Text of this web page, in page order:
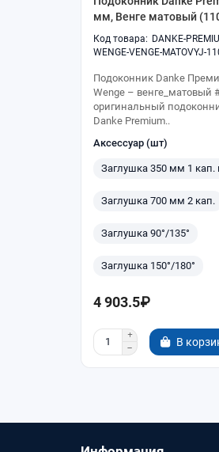
мм, Венге матовый
DANKE-
WENGE-VENGE-MATOVYJ-
Подоконник Danke
Wenge – венге_матовый
оригинальный
Danke Premium..
Аксессуар (шт)
Заглушка 350 мм 1 кап.
Заглушка 700 мм 2 кап.
Заглушка 90°/135°
Заглушка 150°/180°
4 903.5₽
В